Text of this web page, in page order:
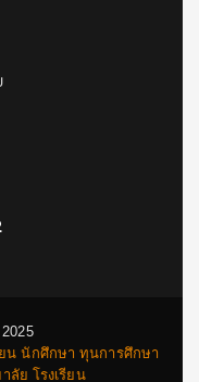
น นักศึกษา ทุนการศึกษา
ลัย โรงเรียน